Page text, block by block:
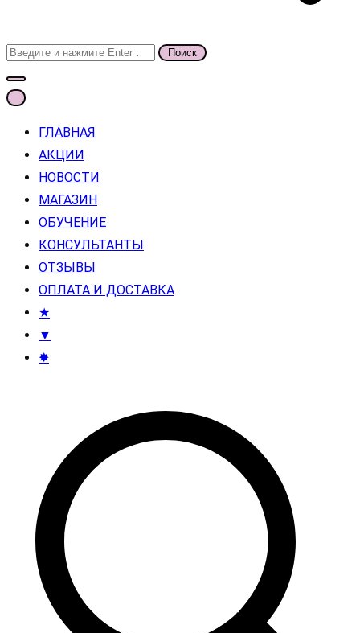
Поиск
для:
ГЛАВНАЯ
АКЦИИ
НОВОСТИ
МАГАЗИН
ОБУЧЕНИЕ
КОНСУЛЬТАНТЫ
ОТЗЫВЫ
ОПЛАТА И ДОСТАВКА
★
▼
✸